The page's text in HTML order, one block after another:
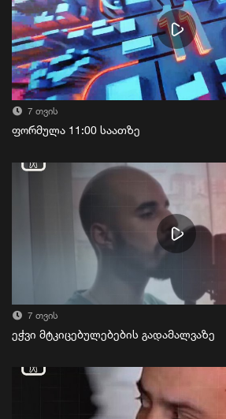
7 თვის
ფორმულა 11:00 საათზე
7 თვის
ეჭვი მტკიცებულებების გადამალვაზე